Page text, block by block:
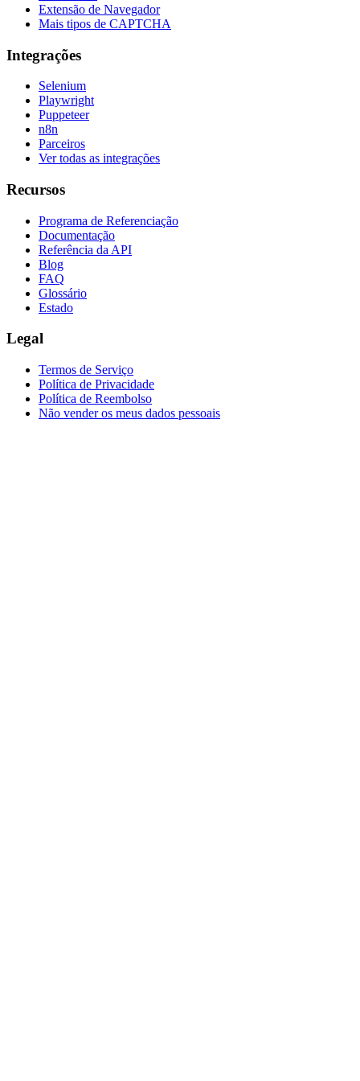
Extensão de Navegador
Mais tipos de CAPTCHA
Integrações
Selenium
Playwright
Puppeteer
n8n
Parceiros
Ver todas as integrações
Recursos
Programa de Referenciação
Documentação
Referência da API
Blog
FAQ
Glossário
Estado
Legal
Termos de Serviço
Política de Privacidade
Política de Reembolso
Não vender os meus dados pessoais